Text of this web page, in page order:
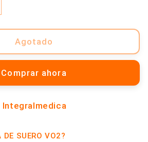
Agotado
Comprar ahora
DE SUERO VO2?